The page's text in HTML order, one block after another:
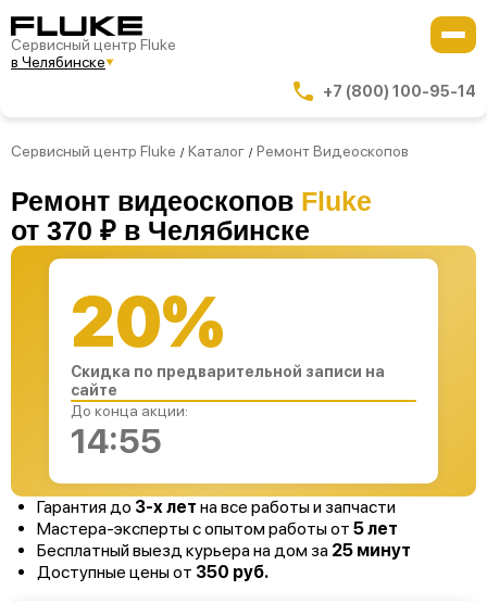
Сервисный центр Fluke
в Челябинске
+7 (800) 100-95-14
Сервисный центр Fluke / Каталог / Ремонт Видеоскопов
Ремонт видеоскопов Fluke
от 370 ₽ в Челябинске
Гарантия до 3-х лет на все работы и запчасти
Мастера-эксперты с опытом работы от 5 лет
Бесплатный выезд курьера на дом за 25 минут
Доступные цены от 350 руб.
20%
Скидка по предварительной записи на
сайте
До конца акции:
14:54